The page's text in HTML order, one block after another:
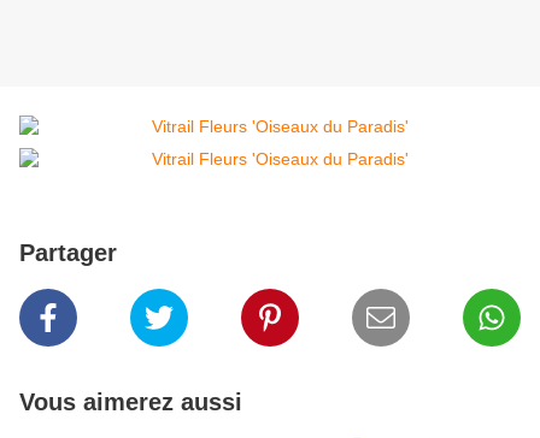
Partager
Vous aimerez aussi